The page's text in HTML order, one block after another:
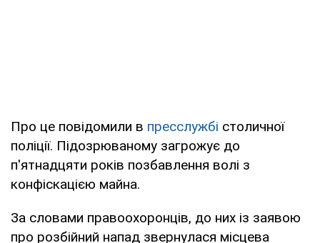
Про це повідомили в пресслужбі столичної
поліції. Підозрюваному загрожує до
п'ятнадцяти років позбавлення волі з
конфіскацією майна.
За словами правоохоронців, до них із заявою
про розбійний напад звернулася місцева